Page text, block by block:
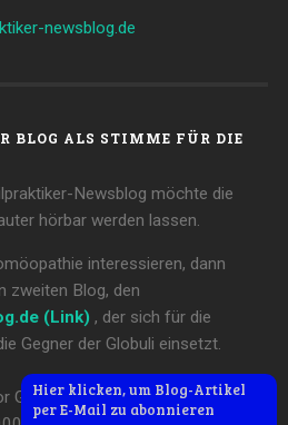
BLOG ALS STIMME FÜR DIE
Newsblog möchte die
hörbar werden lassen.
interessieren, dann
zweiten Blog, den
(Link) , der sich für die
Gegner der Globuli einsetzt.
Gericht gegen Skeptiker
Hier klicken, um Blog-Artikel
per E-Mail zu abonnieren